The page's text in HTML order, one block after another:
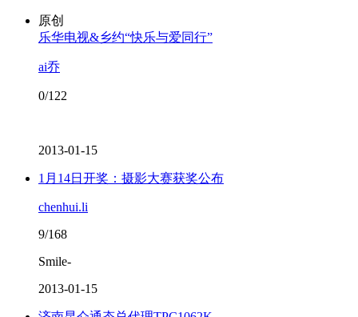
原创
乐华电视&乡约“快乐与爱同行”
ai乔
0/122
2013-01-15
1月14日开奖：摄影大赛获奖公布
chenhui.li
9/168
Smile-
2013-01-15